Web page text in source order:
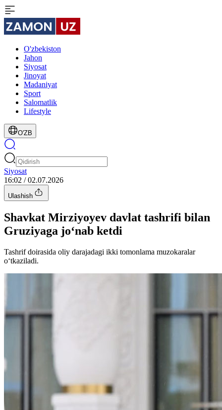
O'zbekiston
Jahon
Siyosat
Jinoyat
Madaniyat
Sport
Salomatlik
Lifestyle
O'ZB
Siyosat
16:02 / 02.07.2026
Ulashish
Shavkat Mirziyoyev davlat tashrifi bilan
Gruziyaga jo‘nab ketdi
Tashrif doirasida oliy darajadagi ikki tomonlama muzokaralar
o‘tkaziladi.